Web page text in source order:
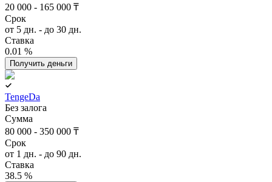
20 000 - 165 000 ₸
Срок
от 5 дн. - до 30 дн.
Ставка
0.01 %
Получить деньги
TengeDa
Без залога
Сумма
80 000 - 350 000 ₸
Срок
от 1 дн. - до 90 дн.
Ставка
38.5 %